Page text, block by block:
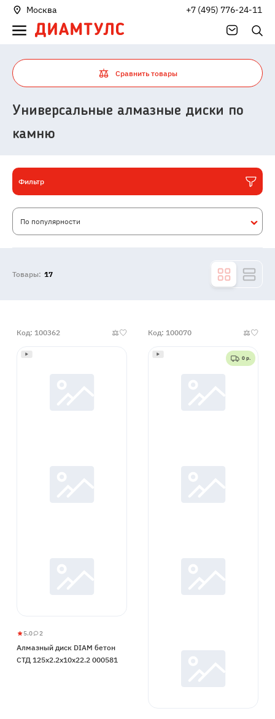
Москва +7 (495) 776-24-11
Сравнить товары
Универсальные алмазные диски по
камню
Фильтр
По популярности
Товары: 17
Код: 100362
Алмазный
диск
DIAM
5.0
5
2 2
Алмазный диск DIAM бетон
СТД 125x2.2x10х22.2 000581
Код: 100070
0 р.